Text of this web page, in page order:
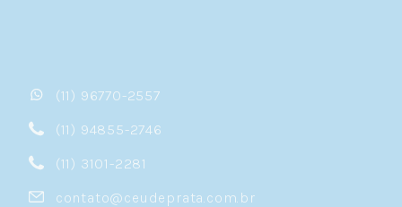
(11) 96770-2557
(11) 94855-2746
(11) 3101-2281
contato@ceudeprata.com.br